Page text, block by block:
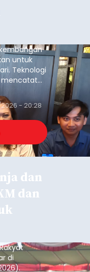
untuk
Teknologi
mencatat
suatu
SMA 1- 20:28
dan
dan
di